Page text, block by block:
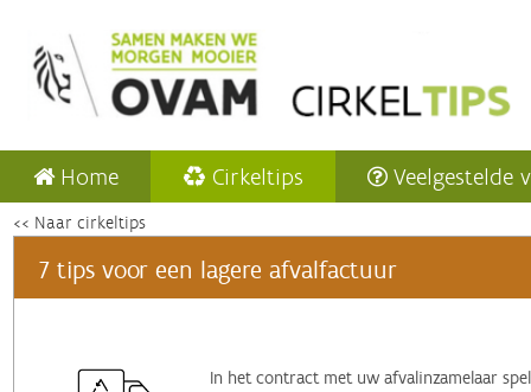
Home Cirkeltips Veelgestelde
<< Naar cirkeltips
7 tips voor een lagere afvalfactuur
In het contract met uw afvalinzamelaar